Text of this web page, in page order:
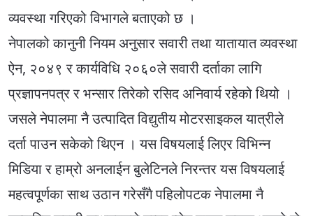
व्यवस्था गरिएको विभागले बताएको छ ।
नेपालको कानुनी नियम अनुसार सवारी तथा यातायात व्यवस्था
ऐन, २०४९ र कार्यविधि २०६०ले सवारी दर्ताका लागि
प्रज्ञापनपत्र र भन्सार तिरेको रसिद अनिवार्य रहेको थियो ।
जसले नेपालमा नै उत्पादित विद्युतीय मोटरसाइकल यात्रीले
दर्ता पाउन सकेको थिएन । यस विषयलाई लिएर विभिन्न
मिडिया र हाम्रो अनलाईन बुलेटिनले निरन्तर यस विषयलाई
महत्वपूर्णका साथ उठान गरेसँगै पहिलोपटक नेपालमा नै